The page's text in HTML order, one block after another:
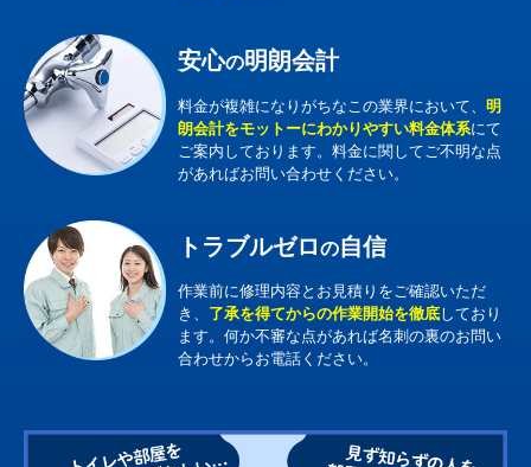
安心の明朗会計
料金が複雑になりがちなこの業界において、 明
朗会計をモットーにわかりやすい料金体系にて
ご案内しております。料金に関してご不明な点
があればお問い合わせください。
トラブルゼロの自信
作業前に修理内容とお見積りをご確認いただ
き、 了承を得てからの作業開始を徹底しており
ます。何か不審な点があれば名刺の裏のお問い
合わせからお電話ください。